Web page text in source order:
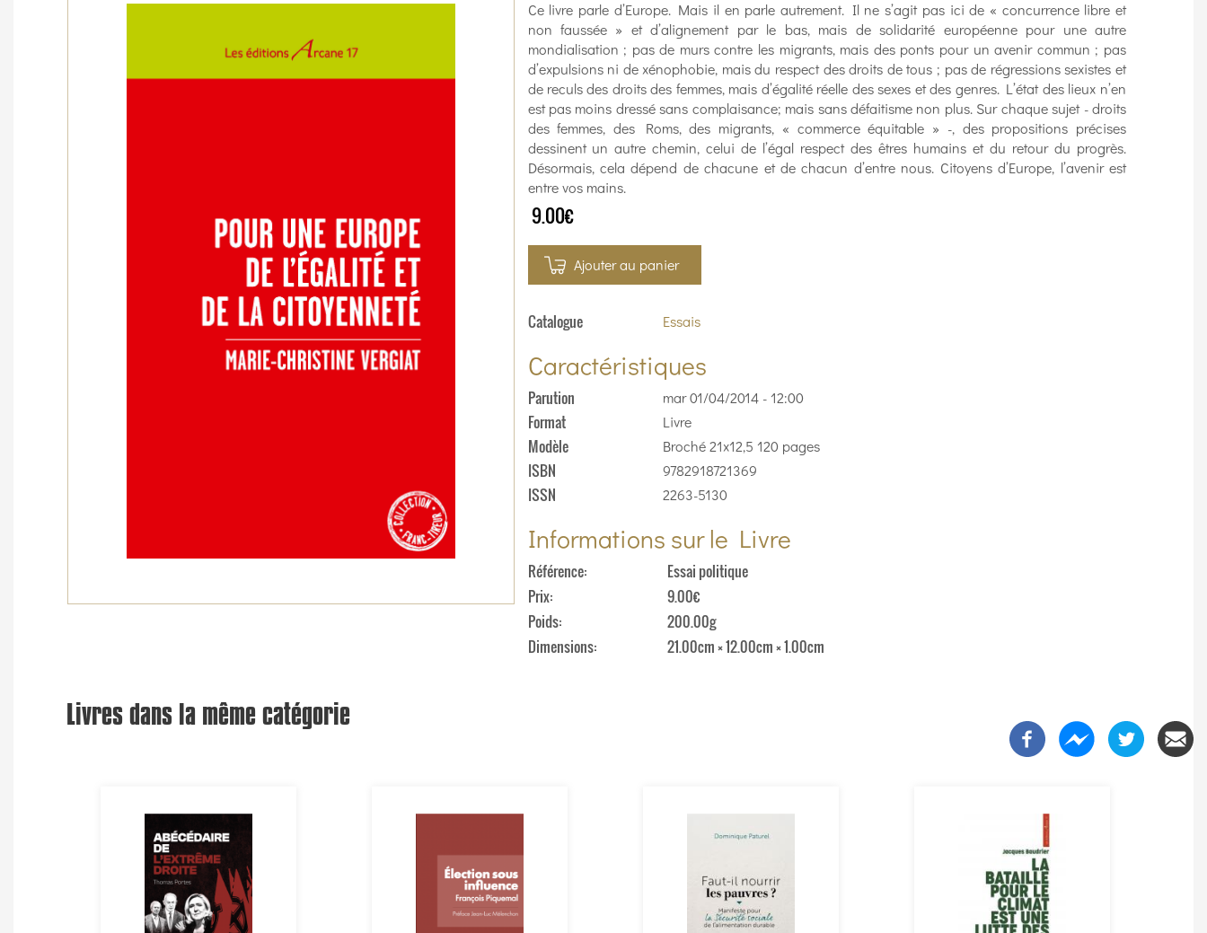
Ce livre parle d’Europe. Mais il en parle autrement. Il ne s’agit pas ici de « concurrence libre et
non faussée » et d’alignement par le bas, mais de solidarité européenne pour une autre
mondialisation ; pas de murs contre les migrants, mais des ponts pour un avenir commun ; pas
d’expulsions ni de xénophobie, mais du respect des droits de tous ; pas de régressions sexistes et
de reculs des droits des femmes, mais d’égalité réelle des sexes et des genres. L’état des lieux n’en
est pas moins dressé sans complaisance; mais sans défaitisme non plus. Sur chaque sujet - droits
des femmes, des Roms, des migrants, « commerce équitable » -, des propositions précises
dessinent un autre chemin, celui de l’égal respect des êtres humains et du retour du progrès.
Désormais, cela dépend de chacune et de chacun d’entre nous. Citoyens d’Europe, l’avenir est
entre vos mains.
9.00€
Ajouter au panier
Catalogue Essais
Caractéristiques
Parution mar 01/04/2014 - 12:00
Format Livre
Modèle Broché 21x12,5 120 pages
ISBN 9782918721369
ISSN 2263-5130
Informations sur le Livre
Référence
Essai politique
Prix
9.00€
Poids
200.00g
Dimensions
21.00cm × 12.00cm × 1.00cm
Livres dans la même catégorie